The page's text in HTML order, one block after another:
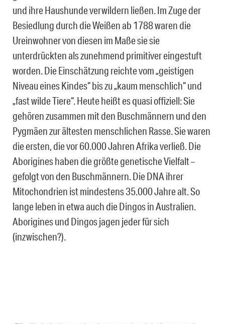
und ihre Haushunde verwildern ließen. Im Zuge der
Besiedlung durch die Weißen ab 1788 waren die
Ureinwohner von diesen im Maße sie sie
unterdrückten als zunehmend primitiver eingestuft
worden. Die Einschätzung reichte vom „geistigen
Niveau eines Kindes“ bis zu „kaum menschlich“ und
„fast wilde Tiere“. Heute heißt es quasi offiziell: Sie
gehören zusammen mit den Buschmännern und den
Pygmäen zur ältesten menschlichen Rasse. Sie waren
die ersten, die vor 60.000 Jahren Afrika verließ. Die
Aborigines haben die größte genetische Vielfalt –
gefolgt von den Buschmännern. Die DNA ihrer
Mitochondrien ist mindestens 35.000 Jahre alt. So
lange leben in etwa auch die Dingos in Australien.
Aborigines und Dingos jagen jeder für sich
(inzwischen?).